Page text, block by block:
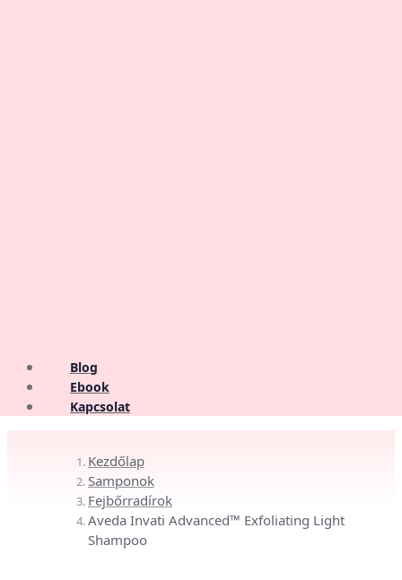
Blog
Ebook
Kapcsolat
Kezdőlap
Samponok
Fejbőrradírok
Aveda Invati Advanced™ Exfoliating Light
Shampoo